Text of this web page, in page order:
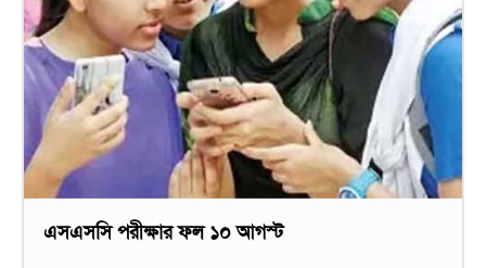
এসএসসি পরীক্ষার ফল ১০ আগস্ট